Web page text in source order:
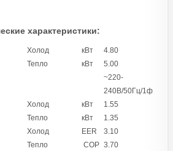
характеристики:
Холод кВт
4.80
Тепло
кВт 5.00
~220-
240В/50Гц/1ф
Холод кВт
1.55
Тепло
кВт 1.35
Холод EER
3.10
Тепло
COP 3.70